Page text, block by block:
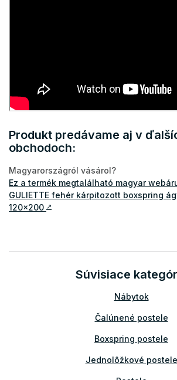
Produkt predávame aj v
obchodoch:
Magyarországról vásárol?
Ez a termék megtalálható magyar
GULIETTE fehér kárpitozott boxspring
120x200 ↗
Súvisiace
Nábytok
Čalúnené postele
Boxspring postele
Jednolôžkové postele